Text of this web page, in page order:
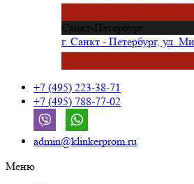
Санкт-Петербург
г. Санкт - Петербург, ул.
+7 (495) 223-38-71
+7 (495) 788-77-02
admin@klinkerprom.ru
Меню